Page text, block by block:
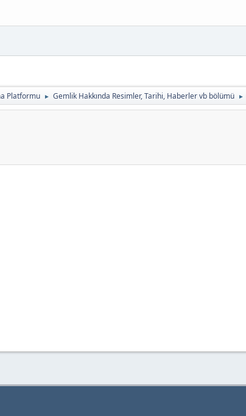
Platformu ► Gemlik Hakkında Resimler, Tarihi, Haberler vb bölümü ►